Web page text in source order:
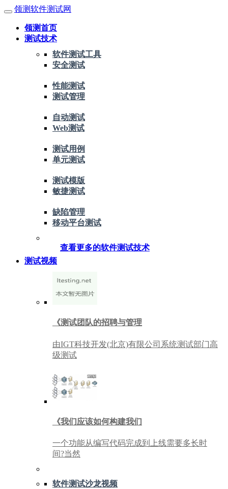
领测软件测试网
领测首页
测试技术
软件测试工具
安全测试
性能测试
测试管理
自动测试
Web测试
测试用例
单元测试
测试模版
敏捷测试
缺陷管理
移动平台测试
查看更多的软件测试技术
测试视频
《测试团队的招聘与管理
由IGT科技开发(北京)有限公司系统测试部门高
级测试
《我们应该如何构建我们
一个功能从编写代码完成到上线需要多长时
间?当然
软件测试沙龙视频